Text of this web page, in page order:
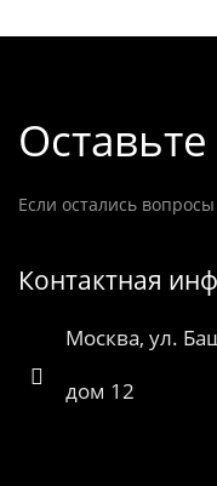
Если остались вопросы
Контактная
Москва, ул.
дом 12